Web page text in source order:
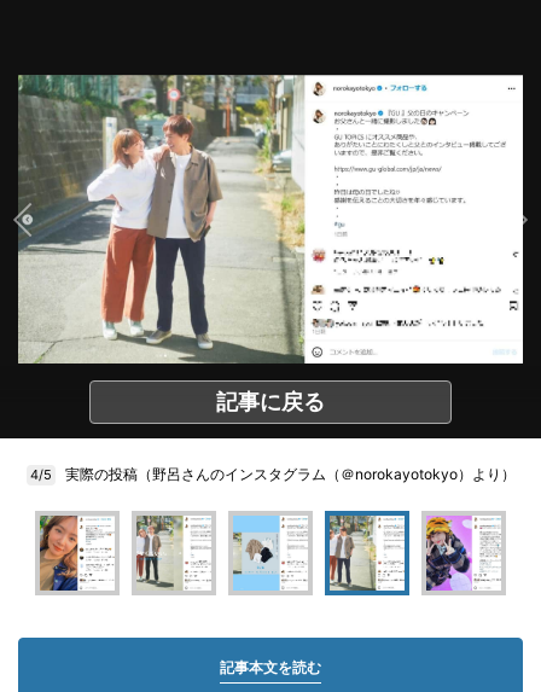
記事に戻る
4/5 実際の投稿（野呂さんのインスタグラム（＠norokayotokyo）より）
記事本文を読む